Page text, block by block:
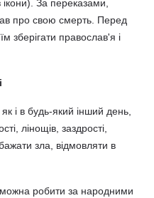
За переказами,
про свою смерть. Перед
зберігати православ'я і
і в будь-який інший день,
лінощів, заздрості,
зла, відмовляти в
робити за народними